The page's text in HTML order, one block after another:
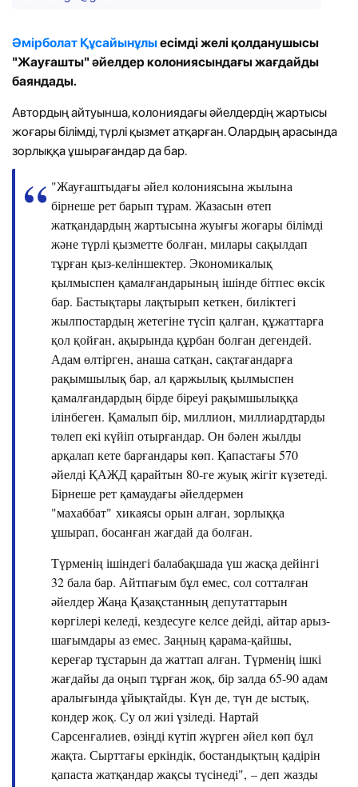
Әмірболат Құсайынұлыесімді желі қолданушысы
"Жауғашты" әйелдер колониясындағы жағдайды
баяндады.
Автордың айтуынша, колониядағы әйелдердің жартысы
жоғары білімді, түрлі қызмет атқарған. Олардың арасында
зорлыққа ұшырағандар да бар.
"Жауғаштыдағы әйел колониясына жылына
бірнеше рет барып тұрам. Жазасын өтеп
жатқандардың жартысына жуығы жоғары білімді
және түрлі қызметте болған, милары сақылдап
тұрған қыз-келіншектер. Экономикалық
қылмыспен қамалғандарының ішінде бітпес өксік
бар. Бастықтары лақтырып кеткен, биліктегі
жылпостардың жетегіне түсіп қалған, құжаттарға
қол қойған, ақырында құрбан болған дегендей.
Адам өлтірген, анаша сатқан, сақтағандарға
рақымшылық бар, ал қаржылық қылмыспен
қамалғандардың бірде біреуі рақымшылыққа
ілінбеген. Қамалып бір, миллион, миллиардтарды
төлеп екі күйіп отырғандар. Он бәлен жылды
арқалап кете барғандары көп. Қапастағы 570
әйелді ҚАЖД қарайтын 80-ге жуық жігіт күзетеді.
Бірнеше рет қамаудағы әйелдермен
"махаббат" хикаясы орын алған, зорлыққа
ұшырап, босанған жағдай да болған.
Түрменің ішіндегі балабақшада үш жасқа дейінгі
32 бала бар. Айтпағым бұл емес, сол сотталған
әйелдер Жаңа Қазақстанның депутаттарын
көргілері келеді, кездесуге келсе дейді, айтар арыз-
шағымдары аз емес. Заңның қарама-қайшы,
кереғар тұстарын да жаттап алған. Түрменің ішкі
жағдайы да оңып тұрған жоқ, бір залда 65-90 адам
аралығында ұйықтайды. Күн де, түн де ыстық,
кондер жоқ. Су ол жиі үзіледі. Нартай
Сарсенғалиев, өзіңді күтіп жүрген әйел көп бұл
жақта. Сырттағы еркіндік, бостандықтың қадірін
қапаста жатқандар жақсы түсінеді", – деп жазды